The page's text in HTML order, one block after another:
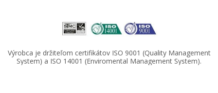
47,90 €
Výrobca je držiteľom certifikátov ISO 9001 (Quality Management
System) a ISO 14001 (Enviromental Management System).